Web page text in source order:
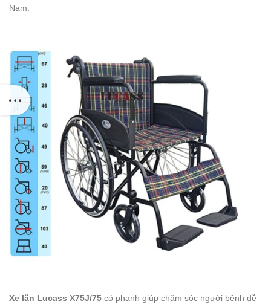
Nam.
Xe lăn Lucass X75J/75 có phanh giúp chăm sóc người bệnh dễ